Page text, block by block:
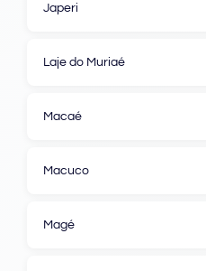
Japeri
Laje do Muriaé
Macaé
Macuco
Magé